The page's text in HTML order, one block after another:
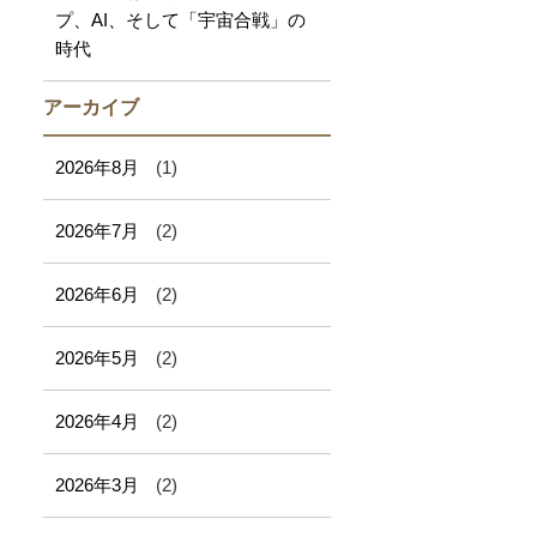
プ、AI、そして「宇宙合戦」の
時代
アーカイブ
2026年8月 (1)
2026年7月 (2)
2026年6月 (2)
2026年5月 (2)
2026年4月 (2)
2026年3月 (2)